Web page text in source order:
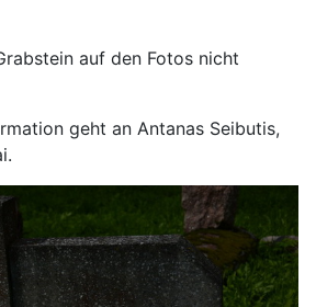
auf den Fotos nicht
geht an Antanas Seibutis,